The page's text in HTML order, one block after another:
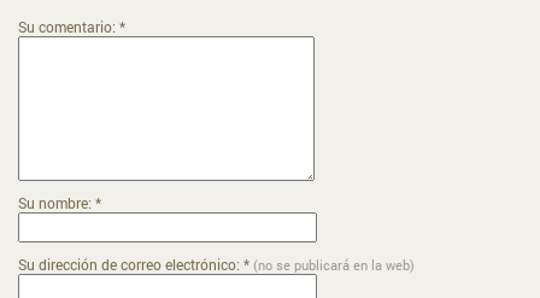
Su comentario: *
Su nombre: *
Su dirección de correo electrónico: * (no se publicará en la web)